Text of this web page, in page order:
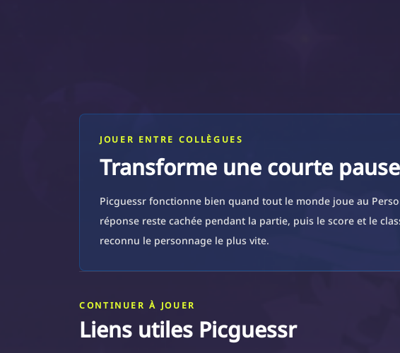
JOUER ENTRE COLLÈGUES
Transforme une courte
Picguessr fonctionne bien quand tout le monde joue au
réponse reste cachée pendant la partie, puis le score et le
reconnu le personnage le plus vite.
CONTINUER À JOUER
Liens utiles Picguessr